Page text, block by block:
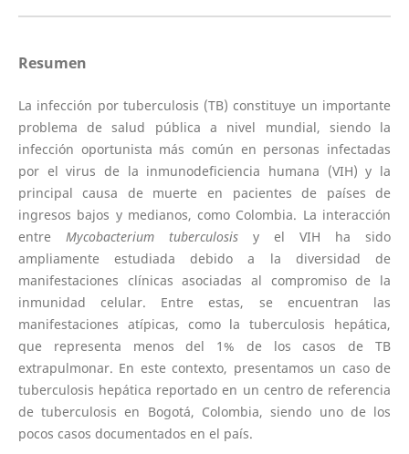
Resumen
La infección por tuberculosis (TB) constituye un importante
problema de salud pública a nivel mundial, siendo la
infección oportunista más común en personas infectadas
por el virus de la inmunodeficiencia humana (VIH) y la
principal causa de muerte en pacientes de países de
ingresos bajos y medianos, como Colombia. La interacción
entre Mycobacterium tuberculosis y el VIH ha sido
ampliamente estudiada debido a la diversidad de
manifestaciones clínicas asociadas al compromiso de la
inmunidad celular. Entre estas, se encuentran las
manifestaciones atípicas, como la tuberculosis hepática,
que representa menos del 1% de los casos de TB
extrapulmonar. En este contexto, presentamos un caso de
tuberculosis hepática reportado en un centro de referencia
de tuberculosis en Bogotá, Colombia, siendo uno de los
pocos casos documentados en el país.